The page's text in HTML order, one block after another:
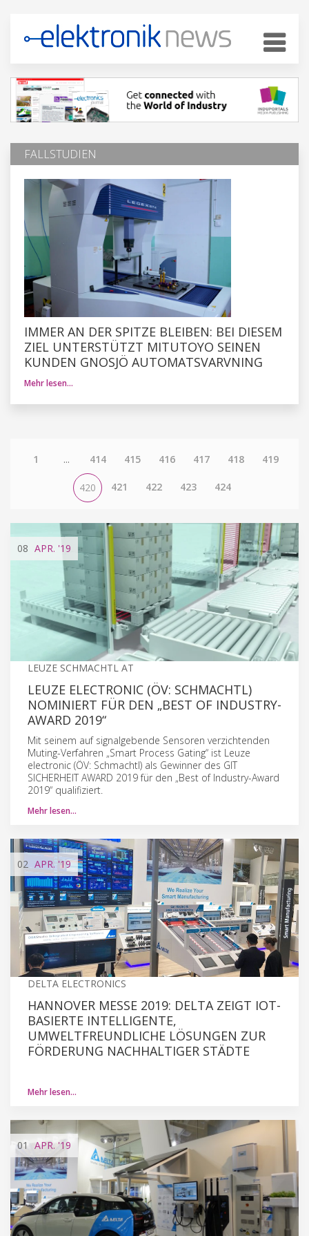
FALLSTUDIEN
IMMER AN DER SPITZE BLEIBEN: BEI DIESEM
ZIEL UNTERSTÜTZT MITUTOYO SEINEN
KUNDEN GNOSJÖ AUTOMATSVARVNING
Mehr lesen…
1 ... 414 415 416 417 418 419
420 421 422 423 424
08 APR. '19
LEUZE SCHMACHTL AT
LEUZE ELECTRONIC (ÖV: SCHMACHTL)
NOMINIERT FÜR DEN „BEST OF INDUSTRY-
AWARD 2019“
Mit seinem auf signalgebende Sensoren verzichtenden
Muting-Verfahren „Smart Process Gating“ ist Leuze
electronic (ÖV: Schmachtl) als Gewinner des GIT
SICHERHEIT AWARD 2019 für den „Best of Industry-Award
2019“ qualifiziert.
Mehr lesen…
02 APR.'19
DELTA ELECTRONICS
HANNOVER MESSE 2019: DELTA ZEIGT IOT-
BASIERTE INTELLIGENTE,
UMWELTFREUNDLICHE LÖSUNGEN ZUR
FÖRDERUNG NACHHALTIGER STÄDTE
Mehr lesen…
01 APR.'19